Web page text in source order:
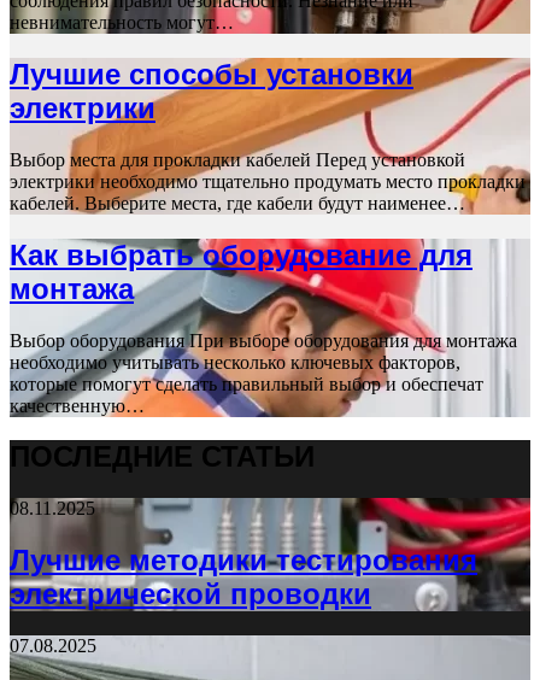
невнимательность могут…
Лучшие способы установки
электрики
Выбор места для прокладки кабелей Перед установкой
электрики необходимо тщательно продумать место прокладки
кабелей. Выберите места, где кабели будут наименее…
Как выбрать оборудование для
монтажа
Выбор оборудования При выборе оборудования для монтажа
необходимо учитывать несколько ключевых факторов,
которые помогут сделать правильный выбор и обеспечат
качественную…
ПОСЛЕДНИЕ СТАТЬИ
08.11.2025
Лучшие методики тестирования
электрической проводки
07.08.2025